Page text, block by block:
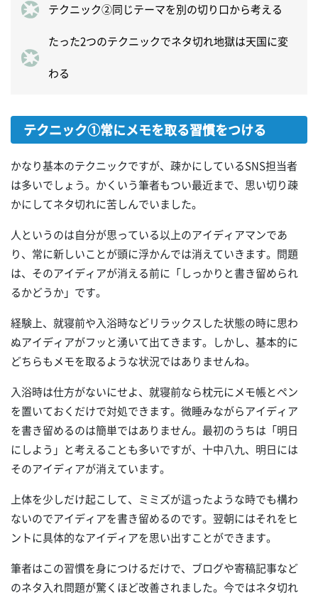
テクニック②同じテーマを別の切り口から考える
たった2つのテクニックでネタ切れ地獄は天国に変
わる
テクニック①常にメモを取る習慣をつける
かなり基本のテクニックですが、疎かにしているSNS担当者
は多いでしょう。かくいう筆者もつい最近まで、思い切り疎
かにしてネタ切れに苦しんでいました。
人というのは自分が思っている以上のアイディアマンであ
り、常に新しいことが頭に浮かんでは消えていきます。問題
は、そのアイディアが消える前に「しっかりと書き留められ
るかどうか」です。
経験上、就寝前や入浴時などリラックスした状態の時に思わ
ぬアイディアがフッと湧いて出てきます。しかし、基本的に
どちらもメモを取るような状況ではありませんね。
入浴時は仕方がないにせよ、就寝前なら枕元にメモ帳とペン
を置いておくだけで対処できます。微睡みながらアイディア
を書き留めるのは簡単ではありません。最初のうちは「明日
にしよう」と考えることも多いですが、十中八九、明日には
そのアイディアが消えています。
上体を少しだけ起こして、ミミズが這ったような時でも構わ
ないのでアイディアを書き留めるのです。翌朝にはそれをヒ
ントに具体的なアイディアを思い出すことができます。
筆者はこの習慣を身につけるだけで、ブログや寄稿記事など
のネタ入れ問題が驚くほど改善されました。今ではネタ切れ